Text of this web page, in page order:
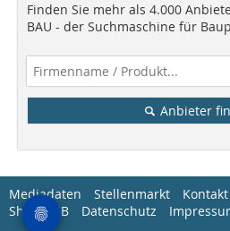
Finden Sie mehr als 4.000
BAU - der Suchmaschine für
Anbieter
Mediadaten Stellenmarkt
Shop-AGB
Datenschutz